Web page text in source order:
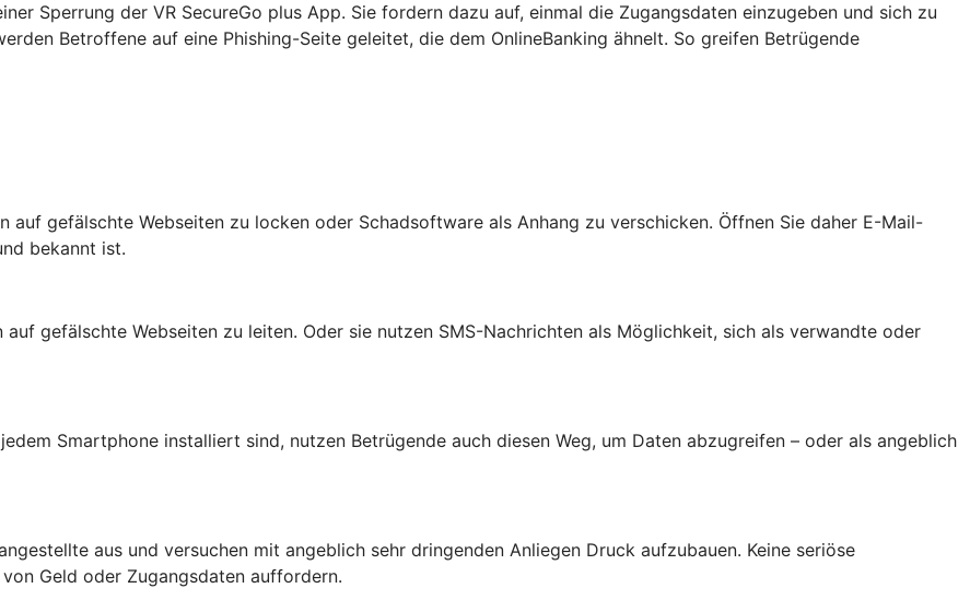
Sperrung der VR SecureGo plus App. Sie fordern dazu auf, einmal die Zugangsdaten einzugeben und sich zu
Betroffene auf eine Phishing-Seite geleitet, die dem OnlineBanking ähnelt. So greifen Betrügende
auf gefälschte Webseiten zu locken oder Schadsoftware als Anhang zu verschicken. Öffnen Sie daher E-Mail-
bekannt ist.
auf gefälschte Webseiten zu leiten. Oder sie nutzen SMS-Nachrichten als Möglichkeit, sich als verwandte oder
Smartphone installiert sind, nutzen Betrügende auch diesen Weg, um Daten abzugreifen – oder als angeblich
aus und versuchen mit angeblich sehr dringenden Anliegen Druck aufzubauen. Keine seriöse
Geld oder Zugangsdaten auffordern.